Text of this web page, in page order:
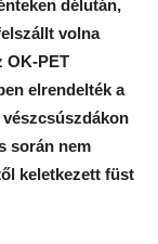
délután,
volna
OK-PET
elrendelték a
során nem
keletkezett füst